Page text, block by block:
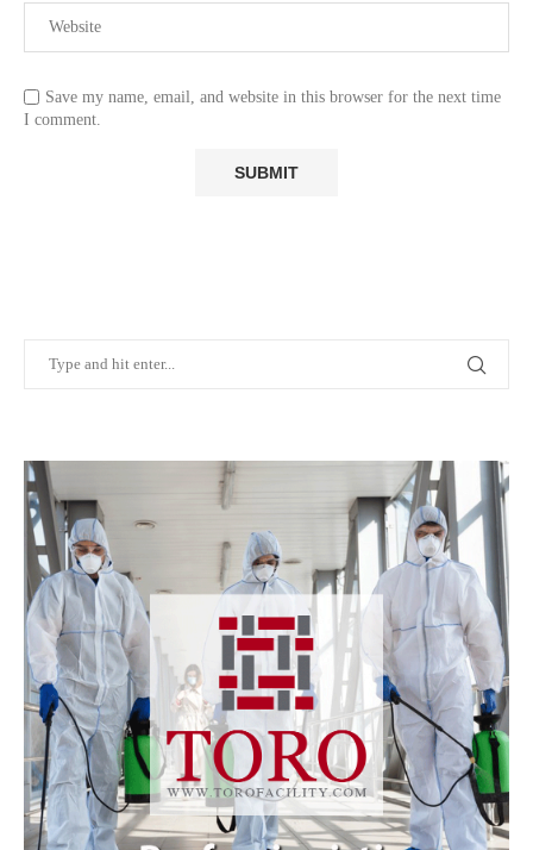
Save my name, email, and website in this browser for the next time
I comment.